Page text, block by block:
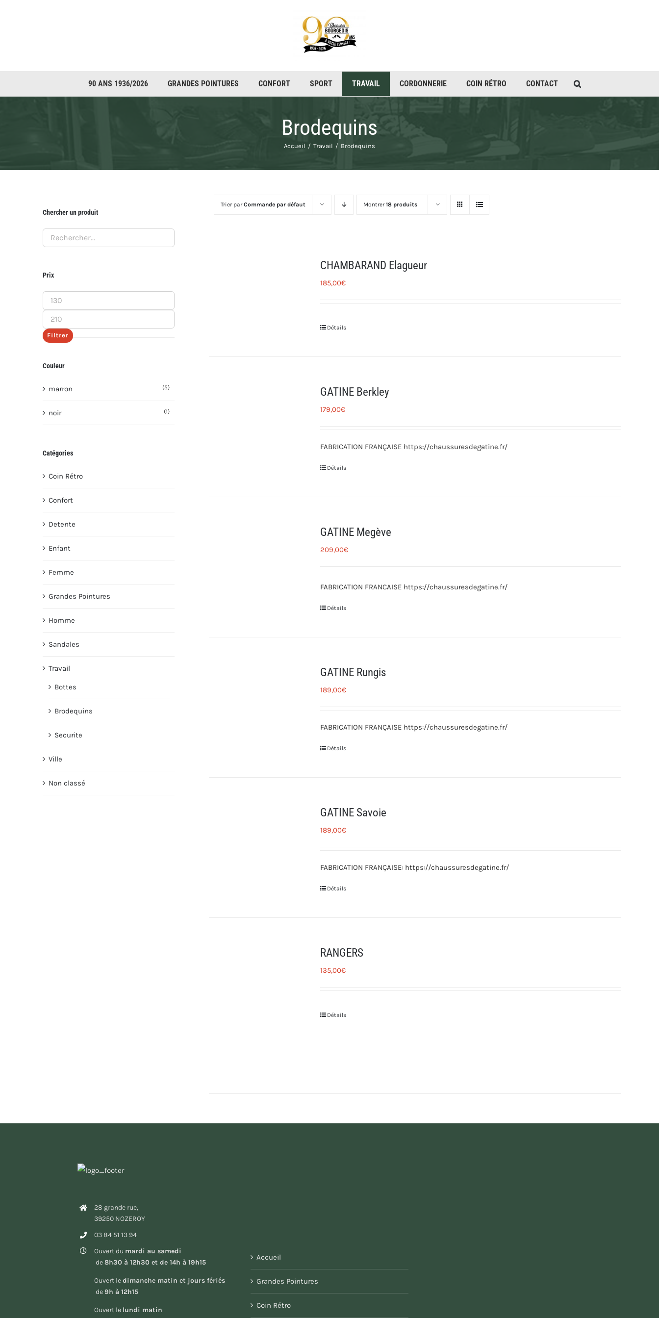
90 ANS 1936/2026 GRANDES POINTURES CONFORT SPORT CORDONNERIE COIN RÉTRO CONTACT
Brodequins
Accueil Travail Brodequins
Trier parCommande par défaut Montrer18 produits
CHAMBARAND Elagueur
185,00€
Détails
GATINE Berkley
179,00€
FABRICATION FRANÇAISE https://chaussuresdegatine.fr/
Détails
GATINE Megève
209,00€
FABRICATION FRANCAISE https://chaussuresdegatine.fr/
Détails
GATINE Rungis
189,00€
FABRICATION FRANÇAISE https://chaussuresdegatine.fr/
Détails
GATINE Savoie
189,00€
FABRICATION FRANÇAISE: https://chaussuresdegatine.fr/
Détails
RANGERS
135,00€
Détails
Chercher un produit
Prix
Prix
min
Prix
max
Filtrer
Couleur
marron (5)
noir (1)
Catégories
Coin Rétro
Confort
Detente
Enfant
Femme
Grandes Pointures
Homme
Sandales
Travail
Bottes
Brodequins
Securite
Ville
Non classé
28 grande rue,
39250 NOZEROY
03 84 51 13 94
Ouvert du mardi au samedi
de8h30 à 12h30 et de 14h à 19h15
Ouvert ledimanche matin et jours fériés
de9h à 12h15
Ouvert le lundi matin
Accueil
Grandes Pointures
Coin Rétro